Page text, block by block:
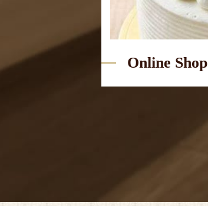
Online Shop